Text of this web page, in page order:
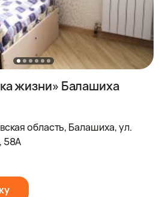
жизни» Балашиха
область, Балашиха, ул.
58А